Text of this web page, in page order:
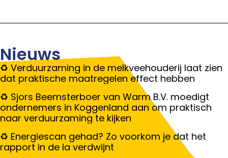
Nieuws
Verduurzaming in de melkveehouderij laat zien
dat praktische maatregelen effect hebben
Sjors Beemsterboer van Warm B.V. moedigt
ondernemers in Koggenland aan om praktisch
naar verduurzaming te kijken
Energiescan gehad? Zo voorkom je dat het
rapport in de la verdwijnt